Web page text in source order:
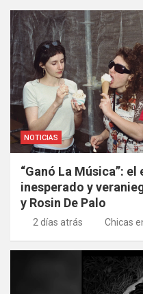
NOTICIAS
“Ganó La Música”:
inesperado y
y Rosin De Palo
2 días atrás Chicas